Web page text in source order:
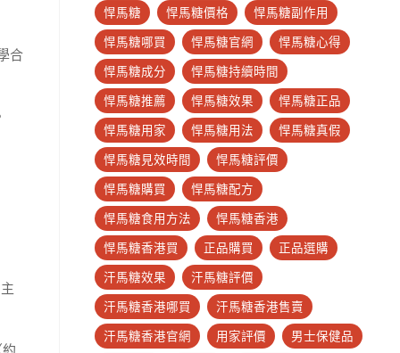
合
悍馬糖 悍馬糖價格 悍馬糖副作用
悍馬糖哪買 悍馬糖官網 悍馬糖心得
悍馬糖成分 悍馬糖持續時間
悍馬糖推薦 悍馬糖效果 悍馬糖正品
悍馬糖用家 悍馬糖用法 悍馬糖真假
悍馬糖見效時間 悍馬糖評價
悍馬糖購買 悍馬糖配方
悍馬糖食用方法 悍馬糖香港
悍馬糖香港買 正品購買 正品選購
汗馬糖效果 汗馬糖評價
汗馬糖香港哪買 汗馬糖香港售賣
汗馬糖香港官網 用家評價 男士保健品